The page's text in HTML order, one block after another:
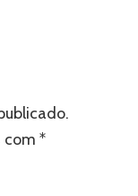
com *